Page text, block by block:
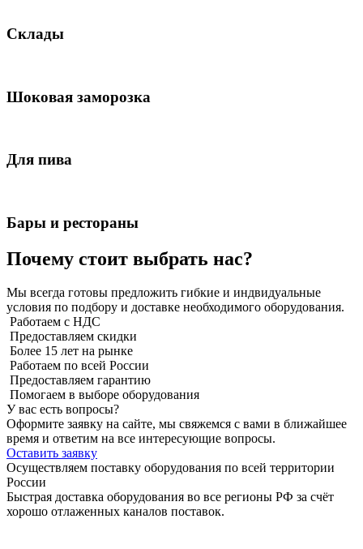
Склады
Шоковая заморозка
Для пива
Бары и рестораны
Почему стоит выбрать нас?
Мы всегда готовы предложить гибкие и индвидуальные
условия по подбору и доставке необходимого оборудования.
Работаем с НДС
Предоставляем скидки
Более 15 лет на рынке
Работаем по всей России
Предоставляем гарантию
Помогаем в выборе оборудования
У вас есть вопросы?
Оформите заявку на сайте, мы свяжемся с вами в ближайшее
время и ответим на все интересующие вопросы.
Оставить заявку
Осуществляем поставку оборудования по всей территории
России
Быстрая доставка оборудования во все регионы РФ за счёт
хорошо отлаженных каналов поставок.